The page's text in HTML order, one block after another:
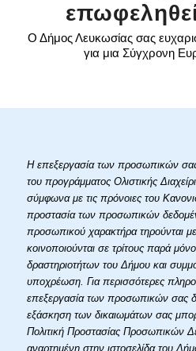
Ο Δήμος Λευκωσίας σας
για μια Σύγχρονη
Η επεξεργασία των προσωπικών
του προγράμματος Ολιστικής
σύμφωνα με τις πρόνοιες του
προστασία των προσωπικών
προσωπικού χαρακτήρα τηρούνται
κοινοποιούνται σε τρίτους παρά
δραστηριοτήτων του Δήμου και
υποχρέωση. Για περισσότερες
επεξεργασία των προσωπικών σας
εξάσκηση των δικαιωμάτων σας
Πολιτική Προστασίας Προσωπικών
αναρτημένη στην ιστοσελίδα του